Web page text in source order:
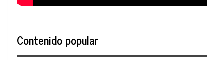
Contenido popular